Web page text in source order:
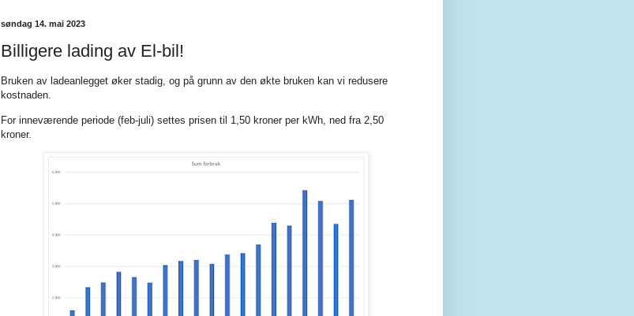
søndag 14. mai 2023
Billigere lading av El-bil!
Bruken av ladeanlegget øker stadig, og på grunn av den økte bruken kan vi redusere
kostnaden.
For inneværende periode (feb-juli) settes prisen til 1,50 kroner per kWh, ned fra 2,50
kroner.